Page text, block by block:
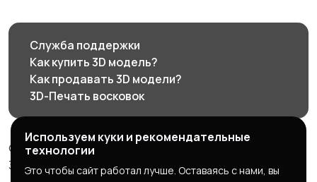
Служба поддержки
Как купить 3D модель?
Как продавать 3D модели?
3D-Печать восковок
© 2026 3d585.ru - Маркетплейс ювелирного дизайна
3d585.ru
Используем куки и рекомендательные
технологии
Это чтобы сайт работал лучше. Оставаясь с нами, вы